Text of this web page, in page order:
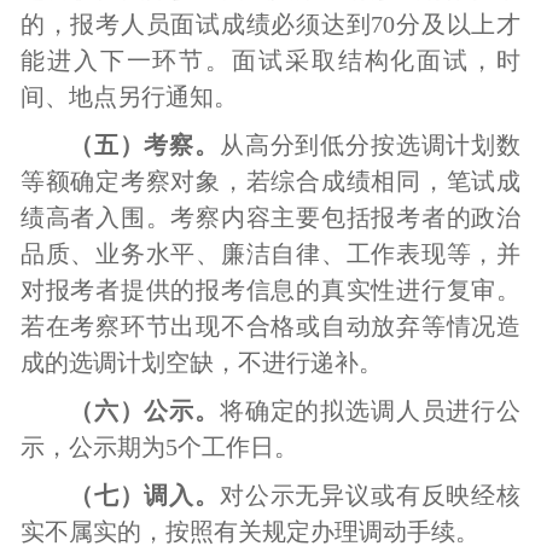
的，报考人员面试成绩必须达到 70分及以上才
能进入下一环节。面试采取结构化面试， 时
间、地点另行通知。
（五）考察。
从高分到低分按选调计划数
等额确定考察对象 ，若综合成绩相同，笔试成
绩高者入围。考察内容主要包括报考者的政治
品质、业务水平、廉洁自律、工作表现等，并
对报考者提供的报考信息的真实性进行复审。
若在考察环节出现不合格或自动放弃等情况造
成的选调计划空缺，不进行递补。
（六）公示。 将确定的拟选调人员进行公
示，公示期为5个工作日。
（七）调入 。 对公示无异议或有反映经核
实不属实的 ，按照有关规定办理调动手续。